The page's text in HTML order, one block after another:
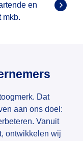
en
mkb.
Dat
aan ons doel:
Vanuit
ontwikkelen wij